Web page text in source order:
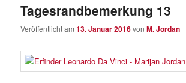
Tagesrandbemerkung 13
Veröffentlicht am13. Januar 2016vonM. Jordan